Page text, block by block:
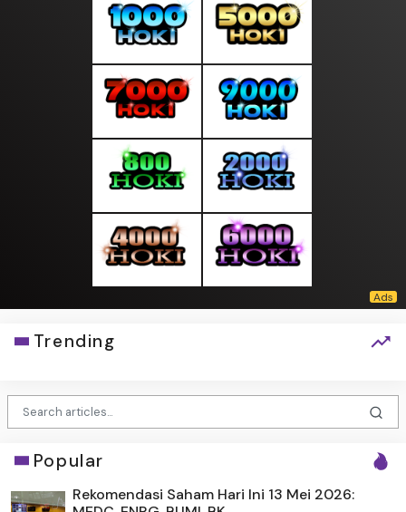
Trending
Popular
Rekomendasi Saham Hari Ini 13 Mei 2026: